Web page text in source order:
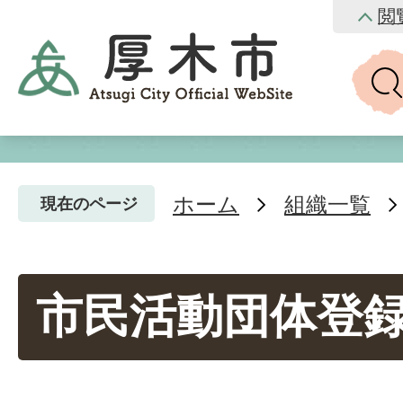
閲
現在のページ ホーム 組織一覧
市民活動団体登